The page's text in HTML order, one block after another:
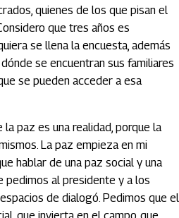
quienes de los que pisan el
que tres años es
se llena la encuesta, además
se encuentran sus familiares
se pueden acceder a esa
la paz es una realidad, porque la
La paz empieza en mi
hablar de una paz social y una
pedimos al presidente y a los
de dialogó. Pedimos que el